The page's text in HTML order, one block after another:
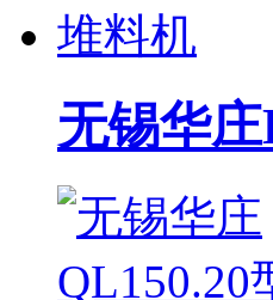
无锡华